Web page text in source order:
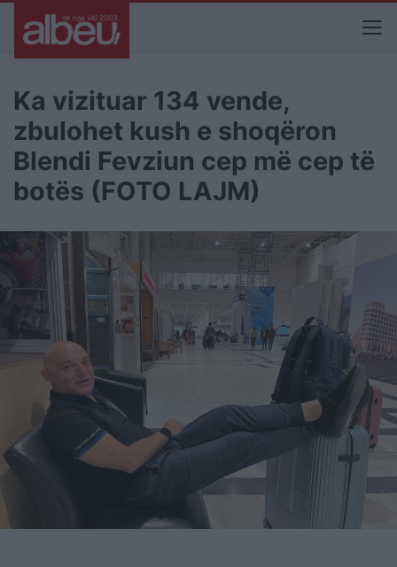
Ka vizituar 134 vende,
zbulohet kush e shoqëron
Blendi Fevziun cep më cep të
botës (FOTO LAJM)